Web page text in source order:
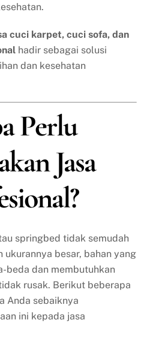
cuci karpet, cuci sofa, dan
hadir sebagai solusi
dan kesehatan
Perlu
Jasa
springbed tidak semudah
ukurannya besar, bahan yang
beda dan membutuhkan
rusak. Berikut beberapa
Anda sebaiknya
ini kepada jasa